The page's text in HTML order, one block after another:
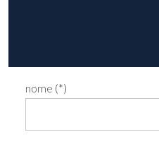
nome (*)